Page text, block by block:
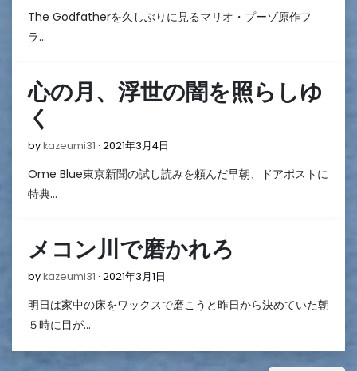
3
The Godfatherを久しぶりに見るマリオ・プーゾ原作フ
ラ…
心の月、浮世の闇を照らしゆ
く
bykazeumi31 2021年3月4日
3
Ome Blue東京新聞の試し読みを頼んだ早朝、ドアポストに
特典…
メコン川で磨かれろ
bykazeumi31 2021年3月1日
3
日
明日は家中の床をワックスで磨こうと昨日から決めていた朝
５時に目が…